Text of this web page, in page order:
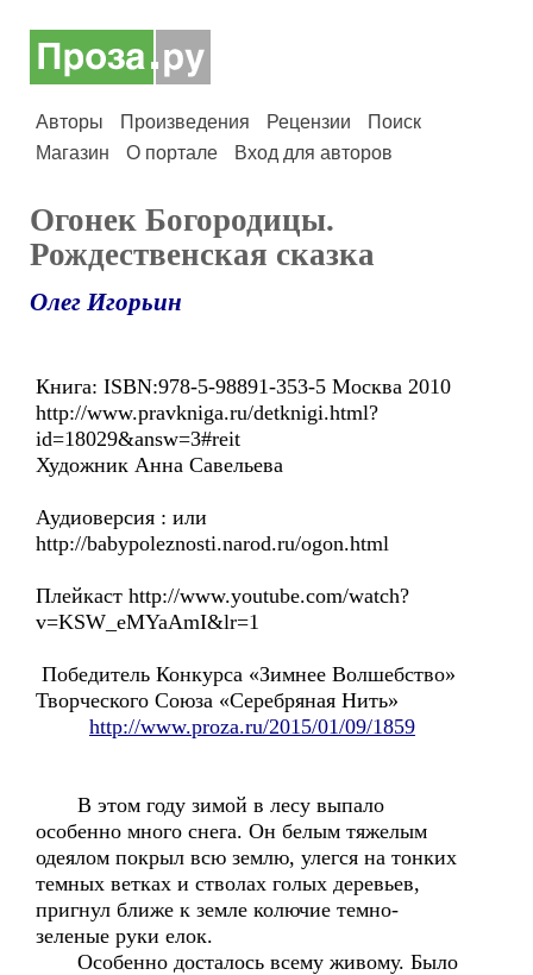
Авторы Произведения Рецензии
Поиск
Магазин
О портале Вход для авторов
Огонек Богородицы.
Рождественская сказка
Олег Игорьин
Книга: ISBN:978-5-98891-353-5 Москва 2010
http://www.pravkniga.ru/detknigi.html?
id=18029&answ=3#reit
Художник Анна Савельева
Аудиоверсия : или
http://babypoleznosti.narod.ru/ogon.html
Плейкаст http://www.youtube.com/watch?
v=KSW_eMYaAmI&lr=1
Победитель Конкурса «Зимнее Волшебство»
Творческого Союза «Серебряная Нить»
http://www.proza.ru/2015/01/09/1859
В этом году зимой в лесу выпало
особенно много снега. Он белым тяжелым
одеялом покрыл всю землю, улегся на тонких
темных ветках и стволах голых деревьев,
пригнул ближе к земле колючие темно-
зеленые руки елок.
Особенно досталось всему живому. Было